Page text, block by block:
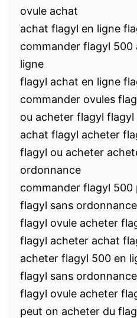
ovule achat
achat flagyl en ligne
commander flagyl
ligne
flagyl achat en ligne
commander ovules
ou acheter flagyl
achat flagyl acheter
flagyl ou acheter
ordonnance
commander flagyl 500
flagyl sans ordonnance
flagyl ovule acheter
flagyl acheter achat
acheter flagyl 500 en
flagyl sans ordonnance
flagyl ovule acheter
peut on acheter du